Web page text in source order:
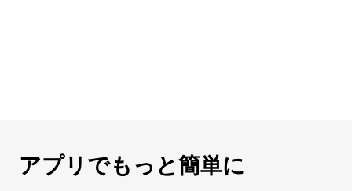
アプリでもっと簡単に